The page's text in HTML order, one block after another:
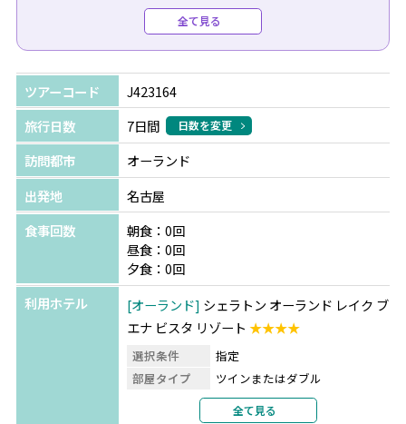
●往路送迎（専用車/日本語/ホテルチェックインアシスト
付）：$300（1台あたり）
●復路送迎（専用車/日本語/空港チェックインアシスト
付）：$290（1台あたり）
＼今だけの特典！／
ウォルト・ディズニー・ワールド パークチケットをご購入
の方へ
パーク内やキャラクターダイニングでご利用いただけるギ
フトカードをプレゼント！
※パークチケット料金は日程により異なります。詳細はお
問合せください。
全て見る
ツアーコード
J423164
旅行日数
7日間 日数を変更
訪問都市
オーランド
出発地
名古屋
食事回数
朝食：0回
昼食：0回
夕食：0回
利用ホテル
オーランド シェラトン オーランド レイク ブ
エナ ビスタ リゾート ★★★★
選択条件
指定
部屋タイプ
ツインまたはダブル
2名1室利用
全て見る